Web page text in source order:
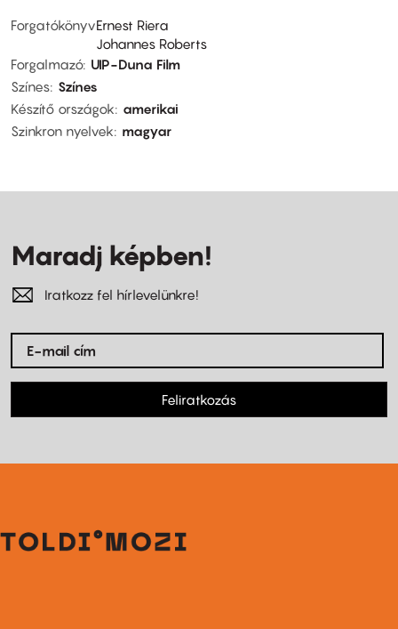
ForgatókönyvErnest Riera
Johannes Roberts
Forgalmazó UIP-Duna Film
Színes Színes
Készítő országok
amerikai
Szinkron nyelvek
magyar
Maradj képben!
Iratkozz fel hírlevelünkre!
Feliratkozás